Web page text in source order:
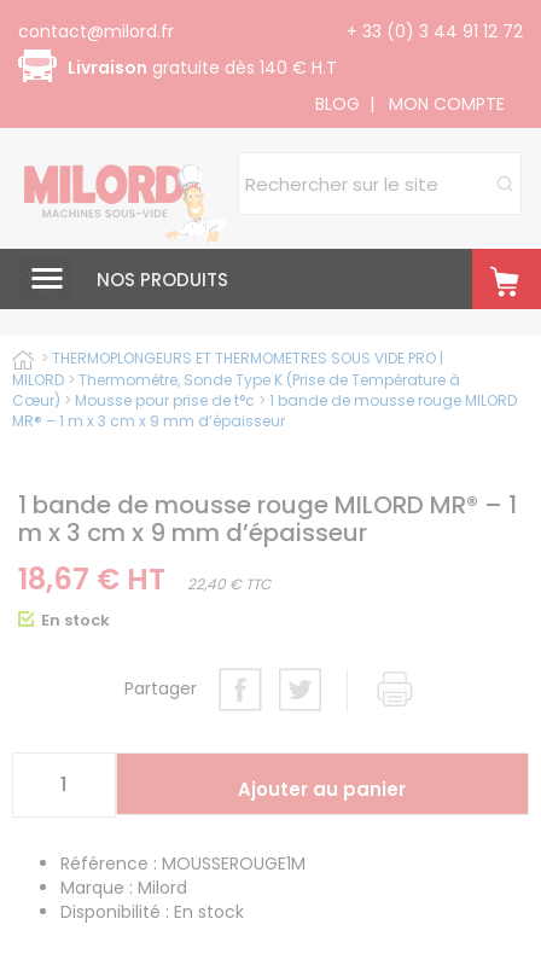
+ 33 (0) 3 44 91 12 72
contact@milord.fr
Livraison gratuite dès 140 € H.T
BLOG | MON COMPTE
NOS PRODUITS
> THERMOPLONGEURS ET THERMOMETRES SOUS VIDE PRO |
MILORD > Thermomètre, Sonde Type K (Prise de Température à
Cœur) > Mousse pour prise de t°c > 1 bande de mousse rouge MILORD
MR® – 1 m x 3 cm x 9 mm d’épaisseur
1 bande de mousse rouge MILORD MR® – 1
m x 3 cm x 9 mm d’épaisseur
18,67 € HT 22,40 € TTC
En stock
Partager
Référence : MOUSSEROUGE1M
Marque : Milord
Disponibilité : En stock